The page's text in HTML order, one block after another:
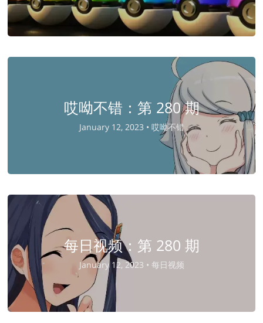
哎呦不错：第 280 期
January 12, 2023 • 哎呦不错
每日视频：第 280 期
January 12, 2023 • 每日视频